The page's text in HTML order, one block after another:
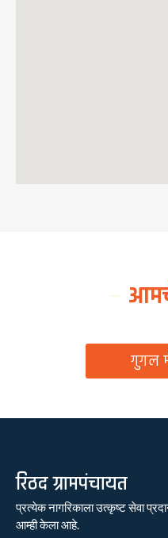
गुगल
रिठद ग्रामपंचायत
प्रत्येक नागरिकाला उत्कृष्ट सेवा
आम्ही केला आहे.